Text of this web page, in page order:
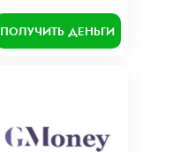
ПОЛУЧИТЬ ДЕНЬГИ